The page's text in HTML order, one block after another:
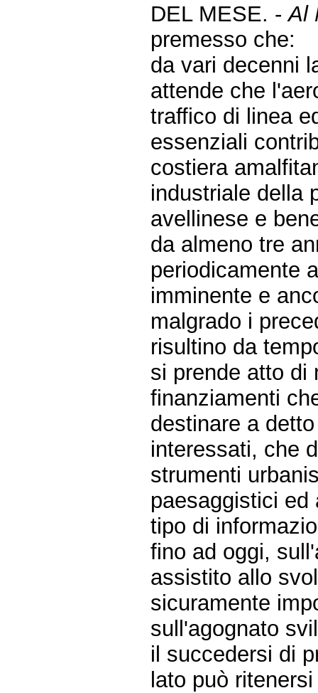
DEL MESE. -Al
premesso che:
da vari decenni
attende che
traffico di linea
essenziali
costiera
industriale della
avellinese e
da almeno tre
periodicamente
imminente e
malgrado i
risultino da
si prende atto di
finanziamenti
destinare a
interessati, che
strumenti
paesaggistici
tipo di
fino ad oggi,
assistito allo
sicuramente
sull'agognato
il succedersi di
lato può